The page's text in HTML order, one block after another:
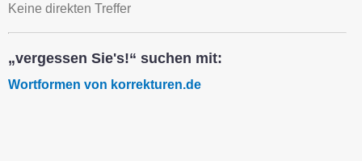
Keine direkten Treffer
„vergessen Sie's!“ suchen mit:
Wortformen von korrekturen.de